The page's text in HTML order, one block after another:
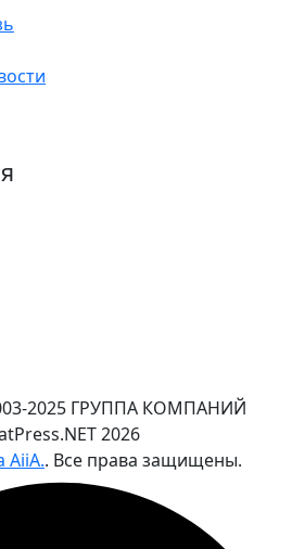
2025 ГРУППА КОМПАНИЙ
2026
AiiA.. Все права защищены.